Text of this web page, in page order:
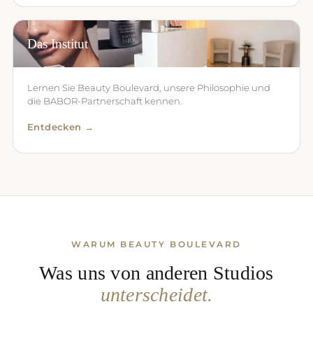
Das Institut
Lernen Sie Beauty Boulevard, unsere Philosophie und
die BABOR-Partnerschaft kennen.
Entdecken →
WARUM BEAUTY BOULEVARD
Was uns von anderen Studios
unterscheidet.